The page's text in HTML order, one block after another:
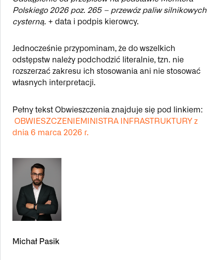
Polskiego 2026 poz. 265 – przewóz paliw silnikowych
cysterną. + data i podpis kierowcy.
Jednocześnie przypominam, że do wszelkich
odstępstw należy podchodzić literalnie, tzn. nie
rozszerzać zakresu ich stosowania ani nie stosować
własnych interpretacji.
Pełny tekst Obwieszczenia znajduje się pod linkiem:
OBWIESZCZENIEMINISTRA INFRASTRUKTURY z
dnia 6 marca 2026 r.
Michał Pasik